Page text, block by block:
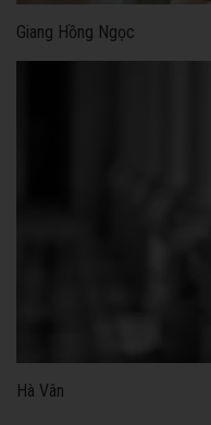
Giang Hồng Ngọc
Hà Vân